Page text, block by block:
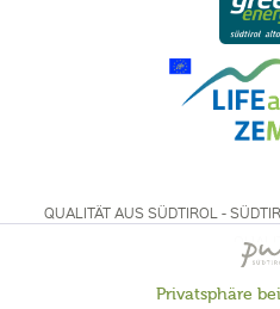
QUALITÄT AUS SÜDTIROL -
Privatsphäre